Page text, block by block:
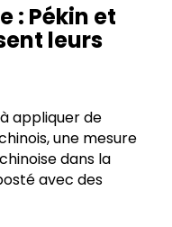
: Pékin et
leurs
appliquer de
une mesure
dans la
avec des